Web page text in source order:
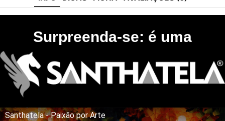
Surpreenda-se: é uma
Santhatela - Paixão por Arte